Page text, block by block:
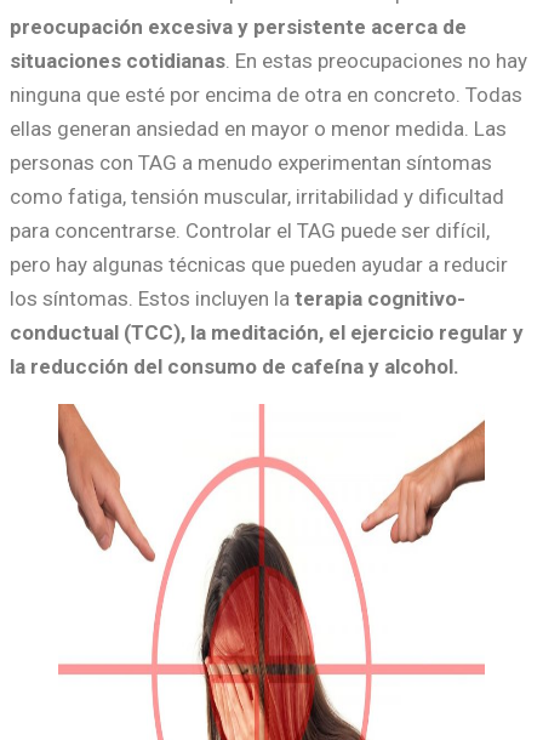
preocupación excesiva y persistente acerca de
situaciones cotidianas . En estas preocupaciones no hay
ninguna que esté por encima de otra en concreto. Todas
ellas generan ansiedad en mayor o menor medida. Las
personas con TAG a menudo experimentan síntomas
como fatiga, tensión muscular, irritabilidad y dificultad
para concentrarse. Controlar el TAG puede ser difícil,
pero hay algunas técnicas que pueden ayudar a reducir
los síntomas. Estos incluyen la terapia cognitivo-
conductual (TCC), la meditación, el ejercicio regular y
la reducción del consumo de cafeína y alcohol.